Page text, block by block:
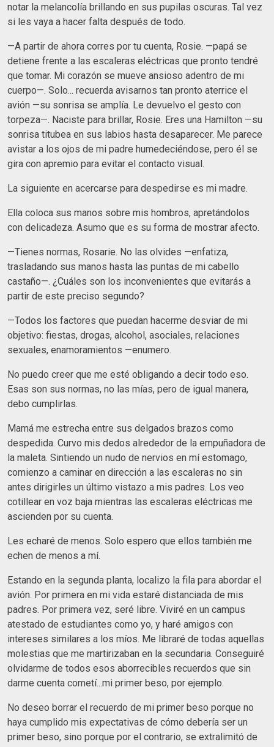
notar la melancolía brillando en sus pupilas oscuras. Tal vez
si les vaya a hacer falta después de todo.
—A partir de ahora corres por tu cuenta, Rosie. —papá se
detiene frente a las escaleras eléctricas que pronto tendré
que tomar. Mi corazón se mueve ansioso adentro de mi
cuerpo—. Solo... recuerda avisarnos tan pronto aterrice el
avión —su sonrisa se amplía. Le devuelvo el gesto con
torpeza—. Naciste para brillar, Rosie. Eres una Hamilton —su
sonrisa titubea en sus labios hasta desaparecer. Me parece
avistar a los ojos de mi padre humedeciéndose, pero él se
gira con apremio para evitar el contacto visual.
La siguiente en acercarse para despedirse es mi madre.
Ella coloca sus manos sobre mis hombros, apretándolos
con delicadeza. Asumo que es su forma de mostrar afecto.
—Tienes normas, Rosarie. No las olvides —enfatiza,
trasladando sus manos hasta las puntas de mi cabello
castaño—. ¿Cuáles son los inconvenientes que evitarás a
partir de este preciso segundo?
—Todos los factores que puedan hacerme desviar de mi
objetivo: fiestas, drogas, alcohol, asociales, relaciones
sexuales, enamoramientos —enumero.
No puedo creer que me esté obligando a decir todo eso.
Esas son sus normas, no las mías, pero de igual manera,
debo cumplirlas.
Mamá me estrecha entre sus delgados brazos como
despedida. Curvo mis dedos alrededor de la empuñadora de
la maleta. Sintiendo un nudo de nervios en mí estomago,
comienzo a caminar en dirección a las escaleras no sin
antes dirigirles un último vistazo a mis padres. Los veo
cotillear en voz baja mientras las escaleras eléctricas me
ascienden por su cuenta.
Les echaré de menos. Solo espero que ellos también me
echen de menos a mí.
Estando en la segunda planta, localizo la fila para abordar el
avión. Por primera en mi vida estaré distanciada de mis
padres. Por primera vez, seré libre. Viviré en un campus
atestado de estudiantes como yo, y haré amigos con
intereses similares a los míos. Me libraré de todas aquellas
molestias que me martirizaban en la secundaria. Conseguiré
olvidarme de todos esos aborrecibles recuerdos que sin
darme cuenta cometí...mi primer beso, por ejemplo.
No deseo borrar el recuerdo de mi primer beso porque no
haya cumplido mis expectativas de cómo debería ser un
primer beso, sino porque por el contrario, se extralimitó de